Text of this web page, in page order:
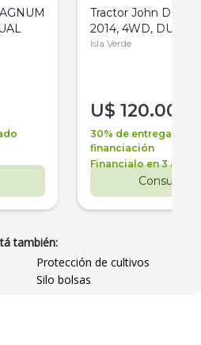
Tractor John Deere
2014, 4WD, DUAL
Isla Verde
U$ 120.000
30% de entrega +
financiación
Financialo en 3 años
Consultar
también:
Protección de cultivos
Silo bolsas